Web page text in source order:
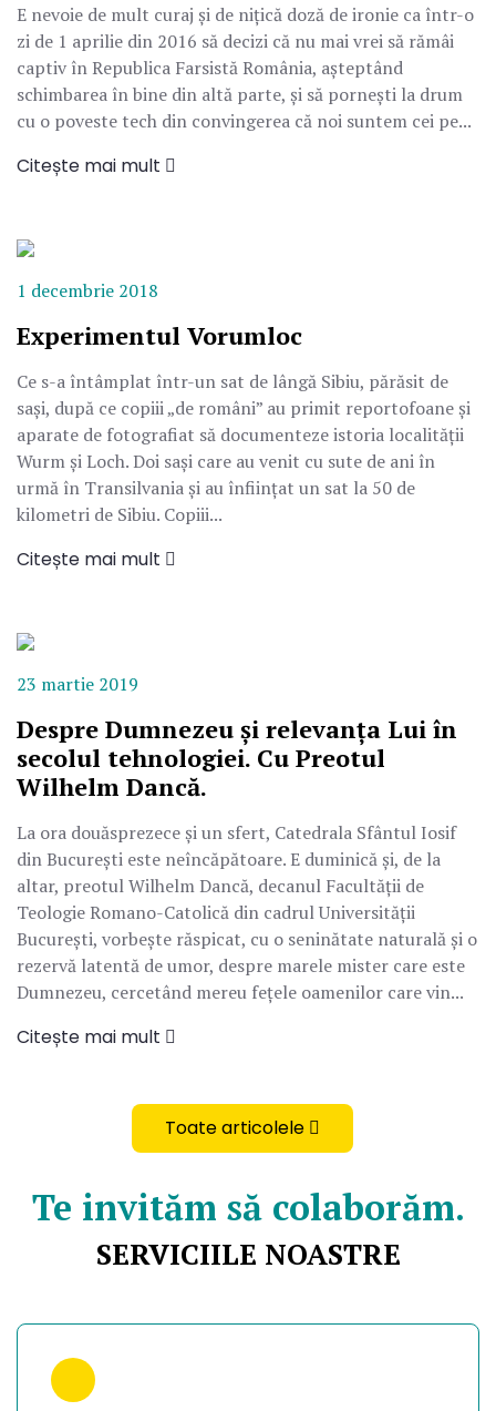
E nevoie de mult curaj și de nițică doză de ironie ca într-o
zi de 1 aprilie din 2016 să decizi că nu mai vrei să rămâi
captiv în Republica Farsistă România, așteptând
schimbarea în bine din altă parte, și să pornești la drum
cu o poveste tech din convingerea că noi suntem cei pe...
Citește mai mult
1 decembrie 2018
Experimentul Vorumloc
Ce s-a întâmplat într-un sat de lângă Sibiu, părăsit de
sași, după ce copiii „de români” au primit reportofoane și
aparate de fotografiat să documenteze istoria localității
Wurm și Loch. Doi sași care au venit cu sute de ani în
urmă în Transilvania și au înființat un sat la 50 de
kilometri de Sibiu. Copiii...
Citește mai mult
23 martie 2019
Despre Dumnezeu și relevanța Lui în
secolul tehnologiei. Cu Preotul
Wilhelm Dancă.
La ora douăsprezece și un sfert, Catedrala Sfântul Iosif
din București este neîncăpătoare. E duminică și, de la
altar, preotul Wilhelm Dancă, decanul Facultății de
Teologie Romano-Catolică din cadrul Universității
București, vorbește răspicat, cu o seninătate naturală și o
rezervă latentă de umor, despre marele mister care este
Dumnezeu, cercetând mereu fețele oamenilor care vin...
Citește mai mult
Toate articolele
Te invităm să colaborăm.
SERVICIILE NOASTRE